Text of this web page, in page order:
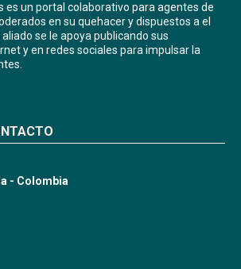
es un portal colaborativo para agentes de
en su quehacer y dispuestos a el
se le apoya publicando sus
y en redes sociales para impulsar la
- Colombia